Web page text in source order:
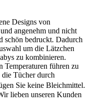
Designs von
angenehm und nicht
schön bedruckt. Dadurch
um die Lätzchen
zu kombinieren.
Temperaturen führen zu
die Tücher durch
Sie keine Bleichmittel.
lieben unseren Kunden